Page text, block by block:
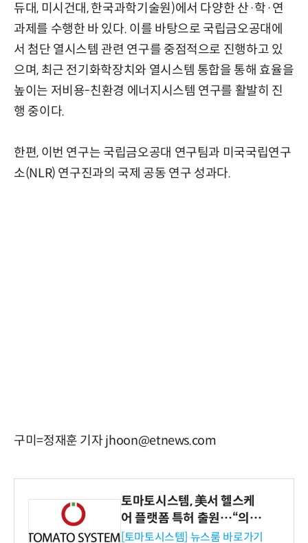
듀대, 미시건대, 한국과학기술원)에서 다양한 산·학·연
과제를 수행한 바 있다. 이를 바탕으로 국립금오공대에
서 첨단 열시스템 관련 연구를 중점적으로 진행하고 있
으며, 최근 전기화학장치와 열시스템 통합을 통해 효율을
높이는 저비용-친환경 에너지시스템 연구를 활발히 진
행 중이다.
한편, 이번 연구는 국립금오공대 연구팀과 미국국립연구
소(NLR) 연구진과의 국제 공동 연구 성과다.
구미=정재훈 기자 jhoon@etnews.com
토마토시스템, 美서 헬스케
어 플랫폼 특허 출원…“의료
기관·보험사 공략”
[토마토시스템] 뉴스룸 바로가기